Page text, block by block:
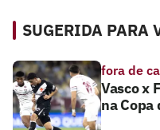
SUGERIDA PARA
fora de
Vasco x
na Copa